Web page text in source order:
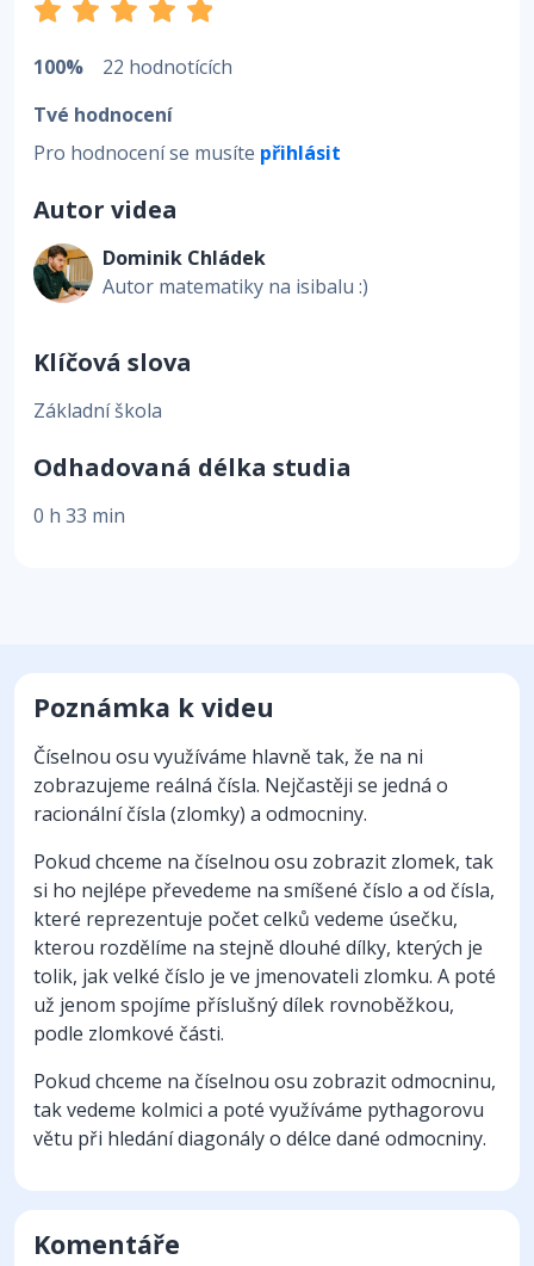
100%
22 hodnotících
Tvé hodnocení
Pro hodnocení se musíte přihlásit
Autor videa
Dominik Chládek
Autor matematiky na isibalu :)
Klíčová slova
Základní škola
Odhadovaná délka studia
0 h 33 min
Poznámka k videu
Číselnou osu využíváme hlavně tak, že na ni
zobrazujeme reálná čísla. Nejčastěji se jedná o
racionální čísla (zlomky) a odmocniny.
Pokud chceme na číselnou osu zobrazit zlomek, tak
si ho nejlépe převedeme na smíšené číslo a od čísla,
které reprezentuje počet celků vedeme úsečku,
kterou rozdělíme na stejně dlouhé dílky, kterých je
tolik, jak velké číslo je ve jmenovateli zlomku. A poté
už jenom spojíme příslušný dílek rovnoběžkou,
podle zlomkové části.
Pokud chceme na číselnou osu zobrazit odmocninu,
tak vedeme kolmici a poté využíváme pythagorovu
větu při hledání diagonály o délce dané odmocniny.
Komentáře